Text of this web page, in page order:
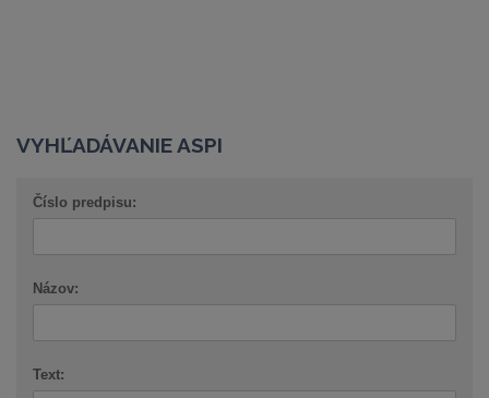
VYHĽADÁVANIE ASPI
Číslo predpisu:
Názov:
Text: